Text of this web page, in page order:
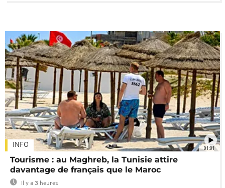
01:01
INFO
Tourisme : au Maghreb, la Tunisie attire
davantage de français que le Maroc
Il y a 3 heures